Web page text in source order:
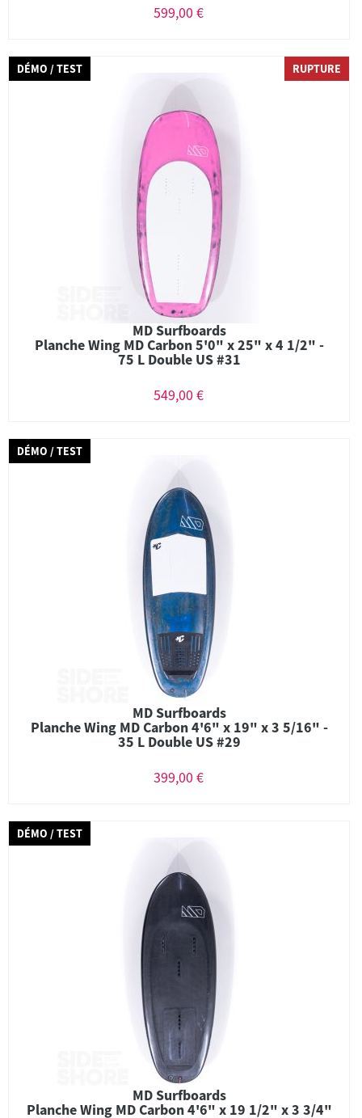
599,00 €
DÉMO / TEST RUPTURE
MD Surfboards
Planche Wing MD Carbon 5'0" x 25" x 4 1/2" -
75 L Double US #31
549,00 €
DÉMO / TEST
MD Surfboards
Planche Wing MD Carbon 4'6" x 19" x 3 5/16" -
35 L Double US #29
399,00 €
DÉMO / TEST
MD Surfboards
Planche Wing MD Carbon 4'6" x 19 1/2" x 3 3/4"